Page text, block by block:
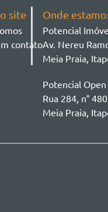
site
contato
Onde
Potencial
Av. Nereu
Meia Praia,
Potencial Open
Rua 284, n° 480
Meia Praia,